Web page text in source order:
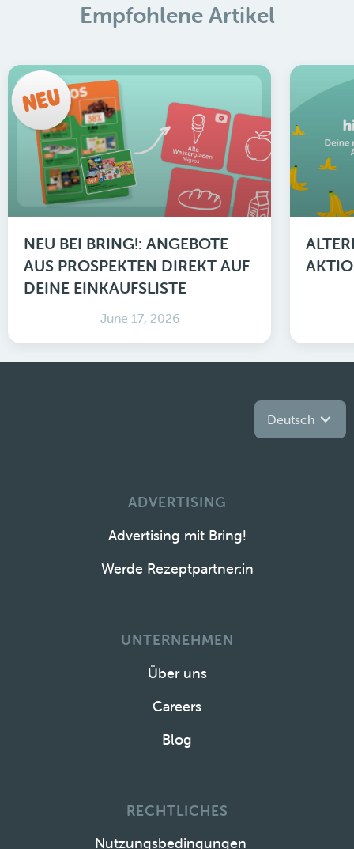
Empfohlene Artikel
NEU BEI BRING!: ANGEBOTE
AUS PROSPEKTEN DIREKT AUF
DEINE EINKAUFSLISTE
June 17, 2026
Deutsch
ADVERTISING
Advertising mit Bring!
Werde Rezeptpartner:in
UNTERNEHMEN
Über uns
Careers
Blog
RECHTLICHES
Nutzungsbedingungen